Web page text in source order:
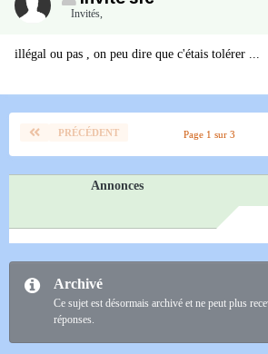
Invités
illégal ou pas , on peu dire que c'étais tolérer ...
PRÉCÉDENT Page 1 sur 3
Annonces
Archivé
Ce sujet est désormais archivé et ne peut plus
réponses.